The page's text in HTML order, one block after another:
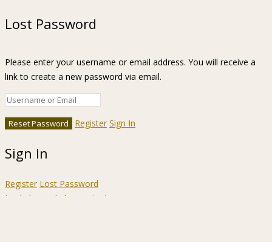
Lost Password
Please enter your username or email address. You will receive a
link to create a new password via email.
Register Sign In
Sign In
Register Lost Password
Ir a la barra de herramientas